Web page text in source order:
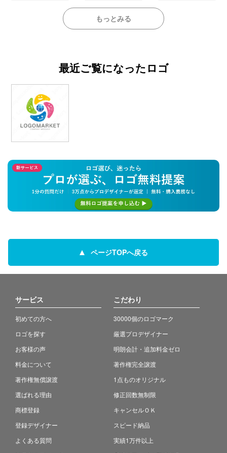
もっとみる
最近ご覧になったロゴ
ページTOPへ戻る
サービス
初めての方へ
ロゴを探す
お客様の声
料金について
著作権無償譲渡
選ばれる理由
商標登録
登録デザイナー
よくある質問
こだわり
30000個のロゴマーク
厳選プロデザイナー
明朗会計・追加料金ゼロ
著作権完全譲渡
1点ものオリジナル
修正回数無制限
キャンセルＯＫ
スピード納品
実績1万件以上